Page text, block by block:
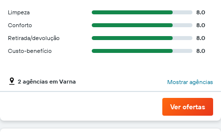
Limpeza
8.0
Conforto
8.0
Retirada/devolução
8.0
Custo-benefício
8.0
2 agências em Varna Mostrar agências
Ver ofertas